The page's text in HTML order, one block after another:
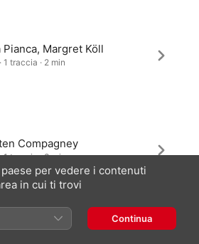
Pianca, Margret Köll
1 traccia · 2 min
Compagney
1 traccia · 3 min
per vedere i contenuti
in cui ti trovi
Continua